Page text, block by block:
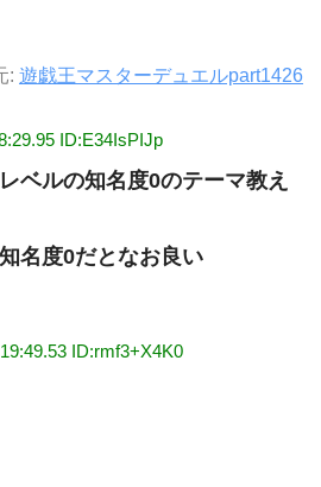
: 遊戯王マスターデュエルpart1426
ID:E34IsPIJp
ベルの知名度0のテーマ教え
名度0だとなお良い
ID:rmf3+X4K0